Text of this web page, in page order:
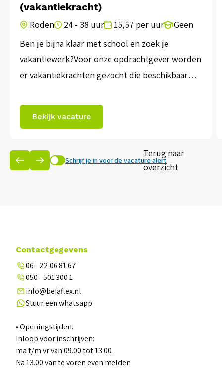
(vakantiekracht)
Roden 24 - 38 uur 15,57 per uur
Geen
Ben je bijna klaar met school en zoek je
vakantiewerk?Voor onze opdrachtgever worden
er vakantiekrachten gezocht die beschikbaar
deze rol ben jij verantwoordelijk voor het
verzamelen van de bestellingen die via ons
dat de juiste producten in de juiste
hoeveelheden, op tijd klaarstaan voor […]
Bekijk vacature
Schrijf je in voor de vacature alert
Terug naar
overzicht
Contactgegevens
06 - 22 06 81 67
050 - 501 300 1
info@befaflex.nl
Stuur een whatsapp
• Openingstijden:
Inloop voor inschrijven:
ma t/m vr van 09.00 tot 13.00.
Na 13.00 van te voren even melden